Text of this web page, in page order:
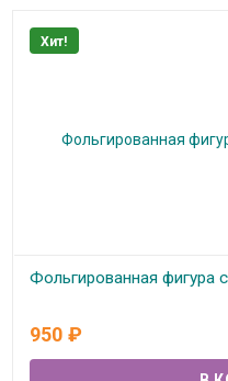
Хит!
Фольгированная фигура
950 ₽